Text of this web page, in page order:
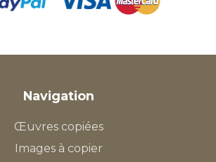
Navigation
Œuvres copiées
Images à copier